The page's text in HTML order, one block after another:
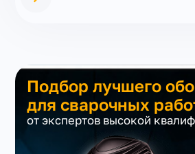
Подбор лучшего
для сварочных
от экспертов высокой